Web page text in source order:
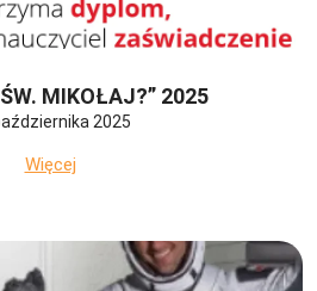
MIKOŁAJ?” 2025
2025
Więcej